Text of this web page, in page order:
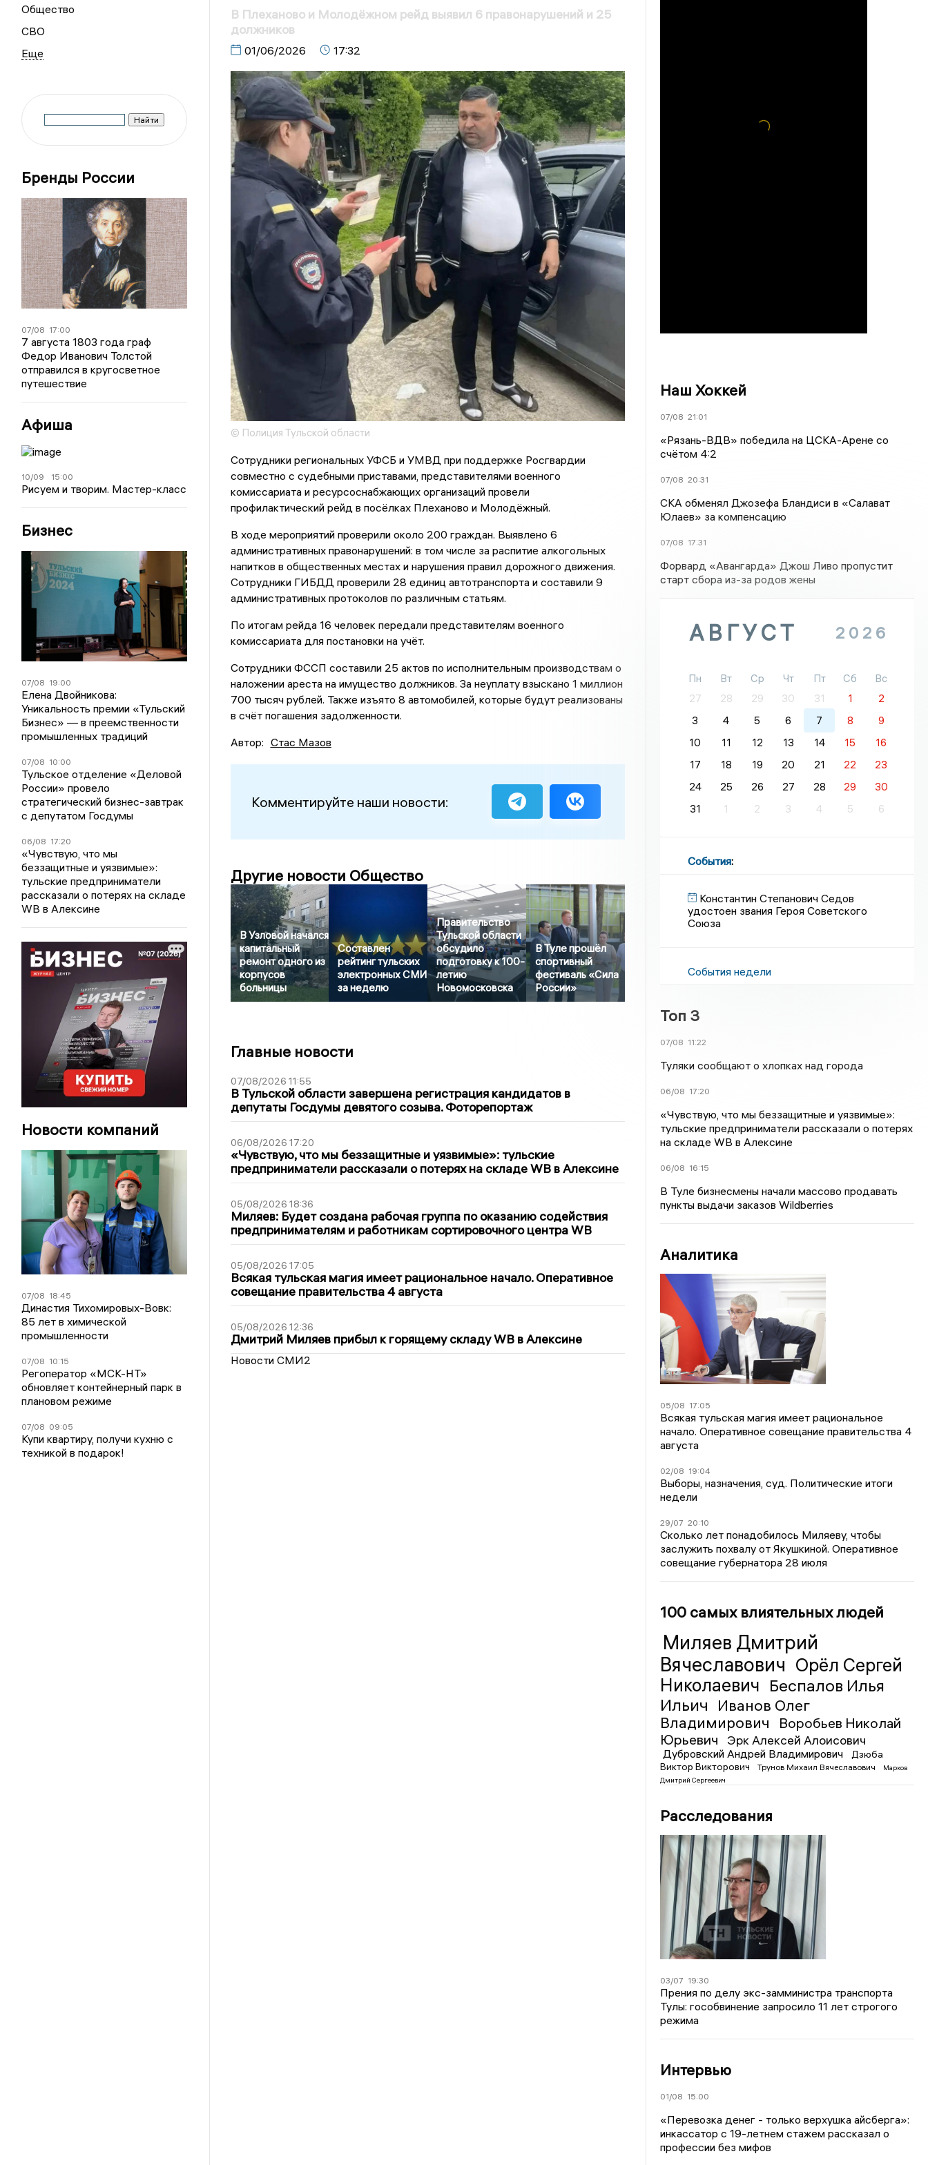
Общество
СВО
Бренды России
07/08 17:00
7 августа 1803 года граф
Федор Иванович Толстой
отправился в кругосветное
путешествие
Афиша
10/09 15:00
Рисуем и творим. Мастер-класс
Бизнес
07/08 19:00
Елена Двойникова:
Уникальность премии «Тульский
Бизнес» — в преемственности
промышленных традиций
07/08 10:00
Тульское отделение «Деловой
России» провело
стратегический бизнес-завтрак
с депутатом Госдумы
06/08 17:20
«Чувствую, что мы
беззащитные и уязвимые»:
тульские предприниматели
рассказали о потерях на складе
WB в Алексине
Новости компаний
07/08 18:45
Династия Тихомировых-Вовк:
85 лет в химической
промышленности
07/08 10:15
Регоператор «МСК-НТ»
обновляет контейнерный парк в
плановом режиме
07/08 09:05
Купи квартиру, получи кухню с
техникой в подарок!
В Плеханово и Молодёжном рейд выявил 6 правонарушений и 25
должников
01/06/2026 17:32
© Полиция Тульской области
Сотрудники региональных УФСБ и УМВД при поддержке Росгвардии
совместно с судебными приставами, представителями военного
комиссариата и ресурсоснабжающих организаций провели
профилактический рейд в посёлках Плеханово и Молодёжный.
В ходе мероприятий проверили около 200 граждан. Выявлено 6
административных правонарушений: в том числе за распитие алкогольных
напитков в общественных местах и нарушения правил дорожного движения.
Сотрудники ГИБДД проверили 28 единиц автотранспорта и составили 9
административных протоколов по различным статьям.
По итогам рейда 16 человек передали представителям военного
комиссариата для постановки на учёт.
Сотрудники ФССП составили 25 актов по исполнительным производствам о
наложении ареста на имущество должников. За неуплату взыскано 1 миллион
700 тысяч рублей. Также изъято 8 автомобилей, которые будут реализованы
в счёт погашения задолженности.
Автор: Стас Мазов
Комментируйте наши новости:
Другие новости Общество
В Узловой начался
капитальный
ремонт одного из
корпусов
больницы
Составлен
рейтинг тульских
электронных СМИ
за неделю
Правительство
Тульской области
обсудило
подготовку к 100-
летию
Новомосковска
В Туле прошёл
спортивный
фестиваль «Сила
России»
Главные новости
07/08/2026 11:55
В Тульской области завершена регистрация кандидатов в
депутаты Госдумы девятого созыва. Фоторепортаж
06/08/2026 17:20
«Чувствую, что мы беззащитные и уязвимые»: тульские
предприниматели рассказали о потерях на складе WB в Алексине
05/08/2026 18:36
Миляев: Будет создана рабочая группа по оказанию содействия
предпринимателям и работникам сортировочного центра WB
05/08/2026 17:05
Всякая тульская магия имеет рациональное начало. Оперативное
совещание правительства 4 августа
05/08/2026 12:36
Дмитрий Миляев прибыл к горящему складу WB в Алексине
Новости СМИ2
Наш Хоккей
07/08 21:01
«Рязань-ВДВ» победила на ЦСКА-Арене со
счётом 4:2
07/08 20:31
СКА обменял Джозефа Бландиси в «Салават
Юлаев» за компенсацию
07/08 17:31
Форвард «Авангарда» Джош Ливо пропустит
старт сбора из-за родов жены
АВГУСТ 2026
Пн Вт Ср Чт Пт Сб
Вс
27
28 29 30 31 1
2
3
4 5 6 7 8
9
10
11 12 13 14 15
16
17
18 19 20 21 22
23
24
25 26 27 28 29
30
31
1 2 3 4 5 6
События:
Константин Степанович Седов
удостоен звания Героя Советского
Союза
События недели
Топ 3
07/08 11:22
Туляки сообщают о хлопках над города
06/08 17:20
«Чувствую, что мы беззащитные и уязвимые»:
тульские предприниматели рассказали о потерях
на складе WB в Алексине
06/08 16:15
В Туле бизнесмены начали массово продавать
пункты выдачи заказов Wildberries
Аналитика
05/08 17:05
Всякая тульская магия имеет рациональное
начало. Оперативное совещание правительства 4
августа
02/08 19:04
Выборы, назначения, суд. Политические итоги
недели
29/07 20:10
Сколько лет понадобилось Миляеву, чтобы
заслужить похвалу от Якушкиной. Оперативное
совещание губернатора 28 июля
100 самых влиятельных людей
Миляев Дмитрий
Вячеславович Орёл Сергей
Николаевич Беспалов Илья
Ильич
Иванов Олег
Владимирович
Воробьев Николай
Юрьевич
Эрк Алексей Алоисович
Дубровский Андрей Владимирович
Дзюба
Виктор Викторович
Трунов Михаил Вячеславович
Марков
Дмитрий Сергеевич
Расследования
03/07 19:30
Прения по делу экс-замминистра транспорта
Тулы: гособвинение запросило 11 лет строгого
режима
Интервью
01/08 15:00
«Перевозка денег - только верхушка айсберга»:
инкассатор с 19-летнем стажем рассказал о
профессии без мифов